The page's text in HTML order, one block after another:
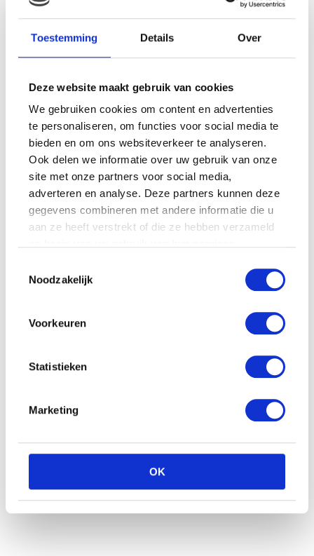
Toestemming Details Over
Deze website maakt gebruik van cookies
We gebruiken cookies om content en advertenties
te personaliseren, om functies voor social media te
bieden en om ons websiteverkeer te analyseren.
Ook delen we informatie over uw gebruik van onze
site met onze partners voor social media,
adverteren en analyse. Deze partners kunnen deze
gegevens combineren met andere informatie die u
aan ze heeft verstrekt of die ze hebben verzameld
Noodzakelijk
Voorkeuren
Statistieken
Marketing
OK
Gerelateerde producten
WITTE ZEEHOND MET
BEANS (30CM,HT)
11.99
ZEELEEUW MET BEANS
(27CM)
€ 8.99
Hasbro Feed me babies
42.15
Vdm Floppy hond 27cm
donkerbruin